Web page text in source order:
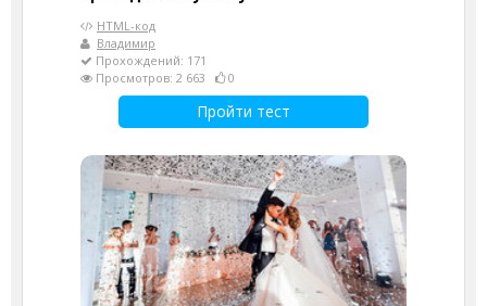
HTML-код
Владимир
Прохождений: 171
Просмотров: 2 663
0
Пройти тест